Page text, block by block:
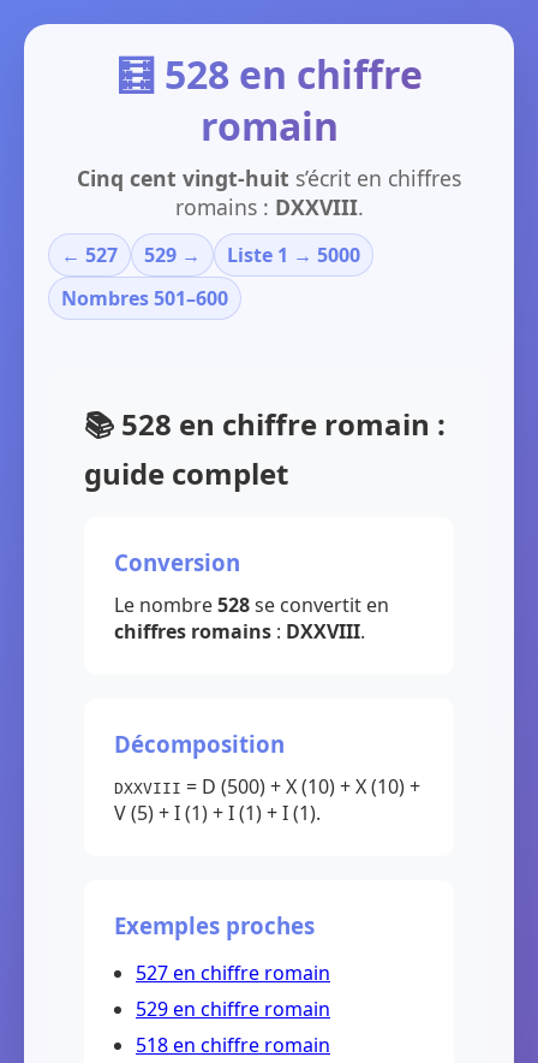
🧮 528 en chiffre
romain
Cinq cent vingt-huit s’écrit en chiffres
romains : DXXVIII.
← 527 529 →
Liste 1 → 5000
Nombres 501–600
📚 528 en chiffre romain :
guide complet
Conversion
Le nombre528se convertit en
chiffres romains : DXXVIII.
Décomposition
DXXVIII = D (500) + X (10) + X (10) +
V (5) + I (1) + I (1) + I (1).
Exemples proches
527 en chiffre romain
529 en chiffre romain
518 en chiffre romain